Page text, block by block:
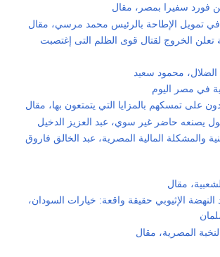
فورد سفيرا بمصر، مقال
في تمويل الإطاحة بالرئيس محمد مرسي، مقال
تعلن الخروج لقتال قوى الظلم التى إغتصبت
الضلال، محمود سعيد
في مصر اليوم
على تمسكهم بالمزايا التي يتمتعون بها، مقال
يصنعه حاضر غير سوي، عبد العزيز الدخيل
والمشكلة المالية المصرية، عبد الخالق فاروق
مقال
الإثيوبي حقيقة واقعة: خيارات السودان،
المصرية، مقال